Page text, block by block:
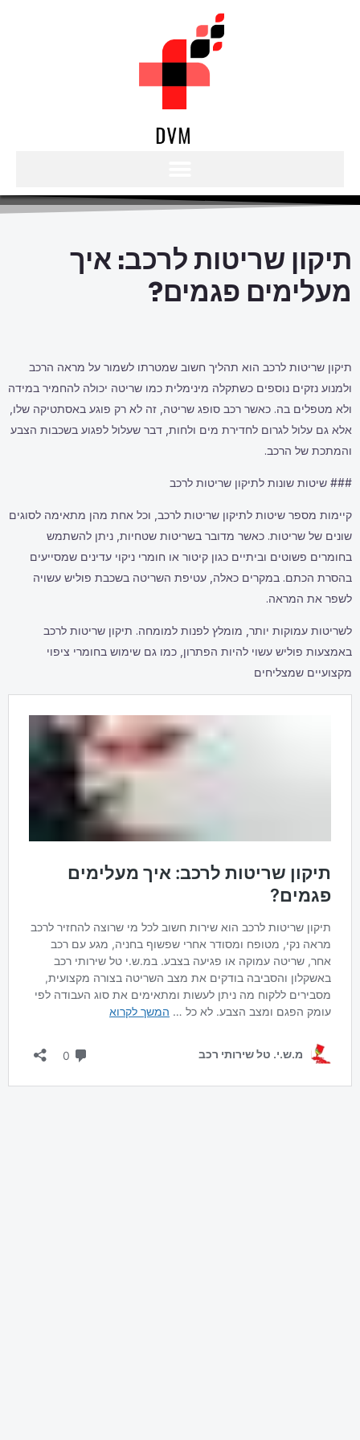
תיקון שריטות לרכב: איך
מעלימים פגמים?
תיקון שריטות לרכב הוא תהליך חשוב שמטרתו לשמור על מראה הרכב
ולמנוע נזקים נוספים כשתקלה מינימלית כמו שריטה יכולה להחמיר במידה
ולא מטפלים בה. כאשר רכב סופג שריטה, זה לא רק פוגע באסתטיקה שלו,
אלא גם עלול לגרום לחדירת מים ולחות, דבר שעלול לפגוע בשכבות הצבע
והמתכת של הרכב.
### שיטות שונות לתיקון שריטות לרכב
קיימות מספר שיטות לתיקון שריטות לרכב, וכל אחת מהן מתאימה לסוגים
שונים של שריטות. כאשר מדובר בשריטות שטחיות, ניתן להשתמש
בחומרים פשוטים וביתיים כגון קיטור או חומרי ניקוי עדינים שמסייעים
בהסרת הכתם. במקרים כאלה, עטיפת השריטה בשכבת פוליש עשויה
לשפר את המראה.
לשריטות עמוקות יותר, מומלץ לפנות למומחה. תיקון שריטות לרכב
באמצעות פוליש עשוי להיות הפתרון, כמו גם שימוש בחומרי ציפוי
מקצועיים שמצליחים